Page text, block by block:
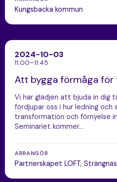
Kungsbacka kommun
2024-10-03
11:00–11:45
Att bygga förmåga för
Vi har glädjen att bjuda in dig
fördjupar oss i hur ledning och
transformation och förnyelse
Seminariet kommer…
ARRANGÖR
Partnerskapet LOFT, Strängnäs